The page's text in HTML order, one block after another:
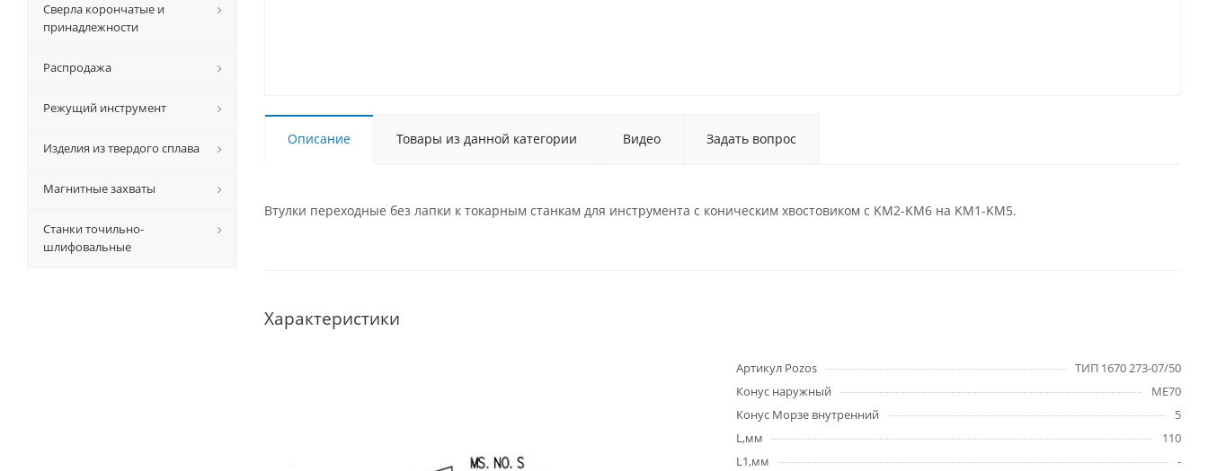
Описание Товары из данной категории Видео Задать вопрос
Втулки переходные без лапки к токарным станкам для инструмента с коническим хвостовиком с KM2-KM6 на KM1-KM5.
Характеристики
Артикул Pozos
ТИП 1670 273-07/50
Конус наружный
ME70
Конус Морзе внутренний
5
L,мм
110
L1,мм
-
Сверла корончатые и
принадлежности
Распродажа
Режущий инструмент
Изделия из твердого сплава
Магнитные захваты
Станки точильно-
шлифовальные